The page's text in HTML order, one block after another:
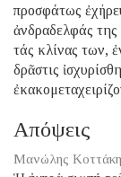
προσφάτως
ἀνδραδελφάς της
τάς κλίνας των,
δρᾶστις
Απόψεις
Μανώλης